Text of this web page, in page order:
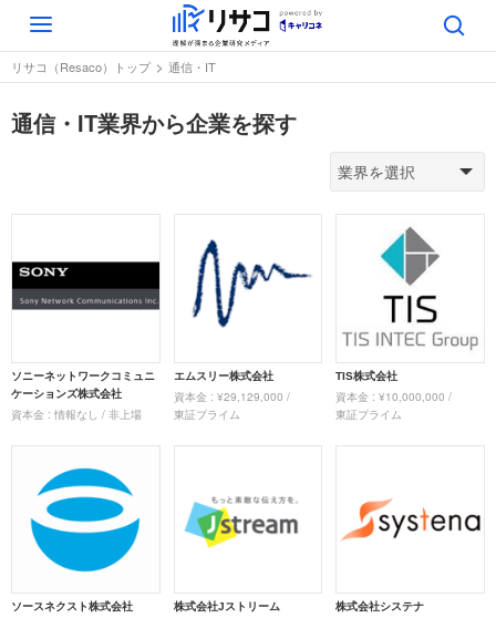
Toggle
navigation
リサコ（Resaco）トップ 通信・IT
通信・IT業界から企業を探す
ソニーネットワークコミュニ
ケーションズ株式会社
資本金 : 情報なし / 非上場
エムスリー株式会社
資本金 : ¥29,129,000 /
東証プライム
TIS株式会社
資本金 : ¥10,000,000 /
東証プライム
ソースネクスト株式会社 株式会社Jストリーム 株式会社システナ